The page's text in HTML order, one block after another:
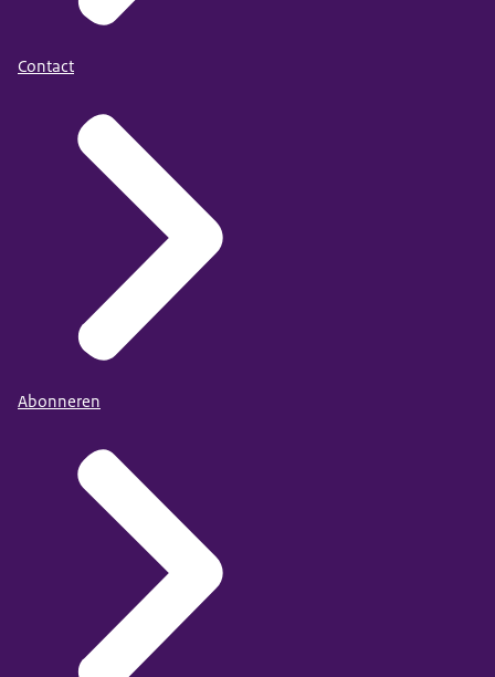
Contact
Abonneren